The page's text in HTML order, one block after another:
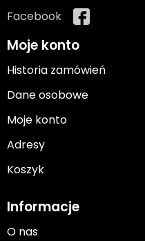
Facebook
Moje konto
Historia zamówień
Dane osobowe
Moje konto
Adresy
Koszyk
Informacje
O nas